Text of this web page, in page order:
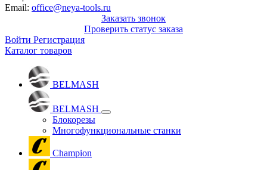
Email: office@neya-tools.ru
Заказать звонок
Проверить статус заказа
Войти Регистрация
Каталог товаров
BELMASH
BELMASH
Блокорезы
Многофункциональные станки
Champion